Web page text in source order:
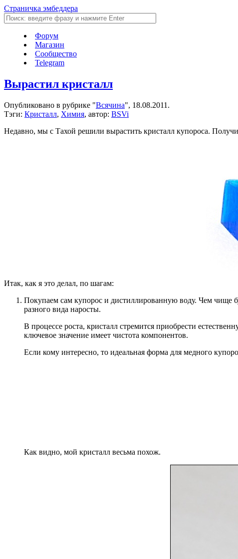
Страничка эмбеддера
Форум
Магазин
Сообщество
Telegram
Вырастил кристалл
Опубликовано в рубрике "Всячина", 18.08.2011.
Тэги: Кристалл, Химия, автор: BSVi
Недавно, мы с Тахой решили вырастить кристалл купороса.
Итак, как я это делал, по шагам:
Покупаем сам купорос и дистиллированную воду. Чем чище
разного вида наросты.
В процессе роста, кристалл стремится приобрести
ключевое значение имеет чистота компонентов.
Если кому интересно, то идеальная форма для медного
Как видно, мой кристалл весьма похож.